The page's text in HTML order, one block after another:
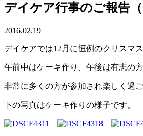
デイケア行事のご報告（
2016.02.19
デイケアでは12月に恒例のクリスマ
午前中はケーキ作り、午後は有志の
非常に多くの方が参加され楽しく過ご
下の写真はケーキ作りの様子です。